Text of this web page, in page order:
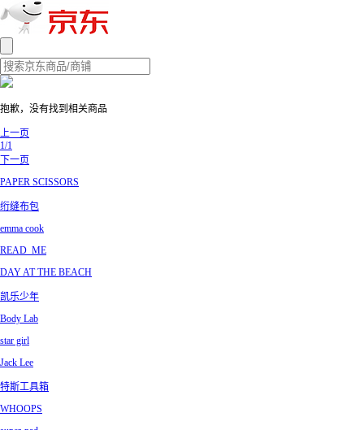
抱歉，没有找到相关商品
上一页
1/1
下一页
PAPER SCISSORS
绗缝布包
emma cook
READ_ME
DAY AT THE BEACH
凯乐少年
Body Lab
star girl
Jack Lee
特斯工具箱
WHOOPS